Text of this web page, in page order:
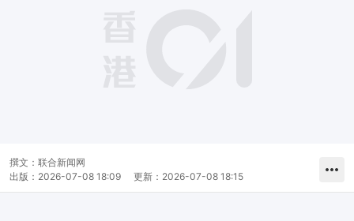
撰文： 联合新闻网
出版： 2026-07-08 18:09 更新： 2026-07-08 18:15